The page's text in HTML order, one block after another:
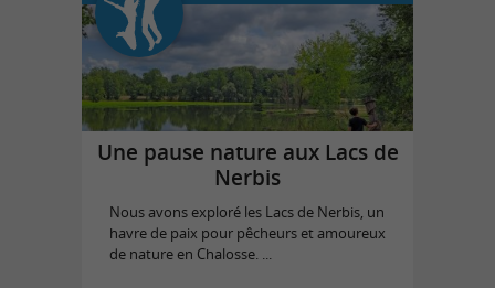
Une pause nature aux Lacs de
Nerbis
Nous avons exploré les Lacs de Nerbis, un
havre de paix pour pêcheurs et amoureux
de nature en Chalosse. ...